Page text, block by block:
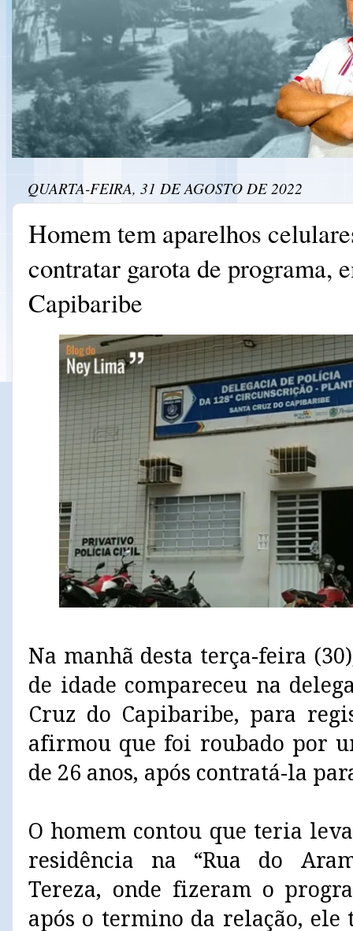
QUARTA-FEIRA, 31 DE AGOSTO DE 2022
Homem tem aparelhos
contratar garota de programa,
Capibaribe
Na manhã desta terça-feira
de idade compareceu na
Cruz do Capibaribe, para
afirmou que foi roubado por
de 26 anos, após contratá-la
O homem contou que teria
residência na “Rua do
Tereza, onde fizeram o
após o termino da relação,